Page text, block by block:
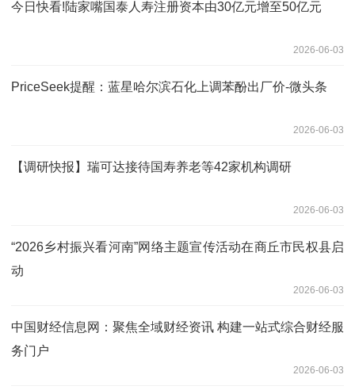
今日快看!陆家嘴国泰人寿注册资本由30亿元增至50亿元
2026-06-03
PriceSeek提醒：蓝星哈尔滨石化上调苯酚出厂价-微头条
2026-06-03
【调研快报】瑞可达接待国寿养老等42家机构调研
2026-06-03
“2026乡村振兴看河南”网络主题宣传活动在商丘市民权县启
动
2026-06-03
中国财经信息网：聚焦全域财经资讯 构建一站式综合财经服
务门户
2026-06-03